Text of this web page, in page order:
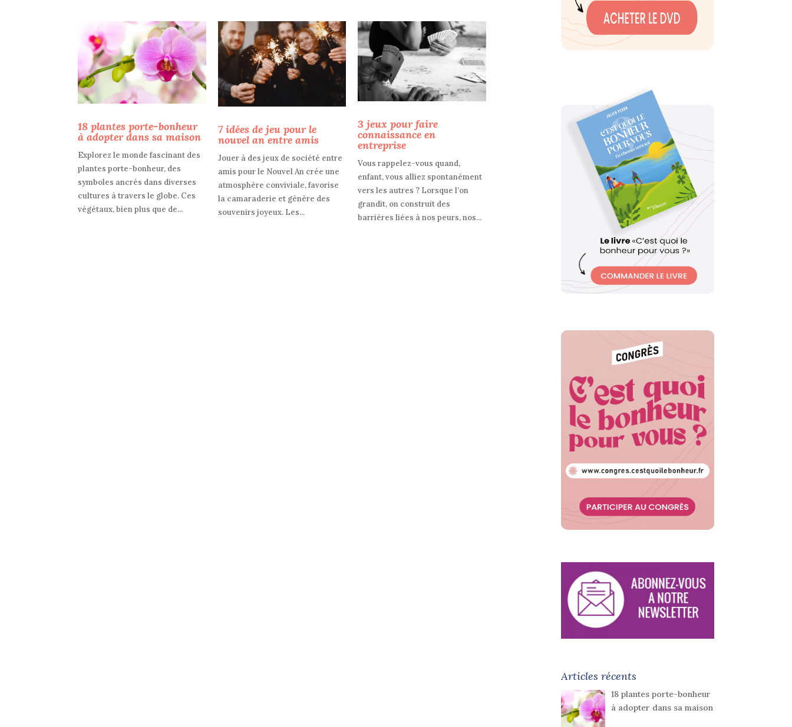
18 plantes porte-bonheur
à adopter dans sa maison
Explorez le monde fascinant des
plantes porte-bonheur, des
symboles ancrés dans diverses
cultures à travers le globe. Ces
végétaux, bien plus que de...
7 idées de jeu pour le
nouvel an entre amis
Jouer à des jeux de société entre
amis pour le Nouvel An crée une
atmosphère conviviale, favorise
la camaraderie et génère des
souvenirs joyeux. Les...
3 jeux pour faire
connaissance en
entreprise
Vous rappelez-vous quand,
enfant, vous alliez spontanément
vers les autres ? Lorsque l’on
grandit, on construit des
barrières liées à nos peurs, nos...
Articles récents
18 plantes porte-bonheur
à adopter dans sa maison